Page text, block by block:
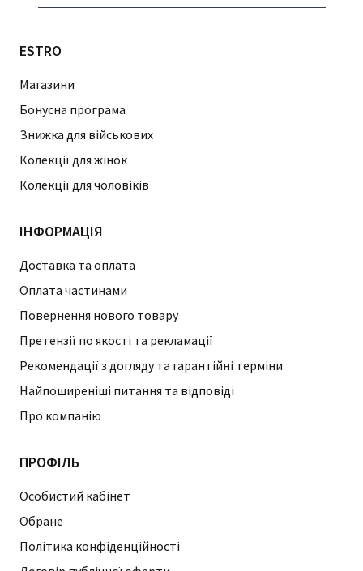
ESTRO
Магазини
Бонусна програма
Знижка для військових
Колекції для жінок
Колекції для чоловіків
ІНФОРМАЦІЯ
Доставка та оплата
Оплата частинами
Повернення нового товару
Претензії по якості та рекламації
Рекомендації з догляду та гарантійні терміни
Найпоширеніші питання та відповіді
Про компанію
ПРОФІЛЬ
Особистий кабінет
Обране
Політика конфіденційності